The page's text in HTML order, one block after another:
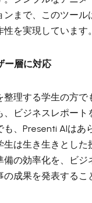
ンまで、このツール
を実現しています。
ー層に対応
整理する学生の方で
、ビジネスレポート
も、Presenti AIはあ
は生き生きとした
備の効率化を、ビジ
成果を発表するこ